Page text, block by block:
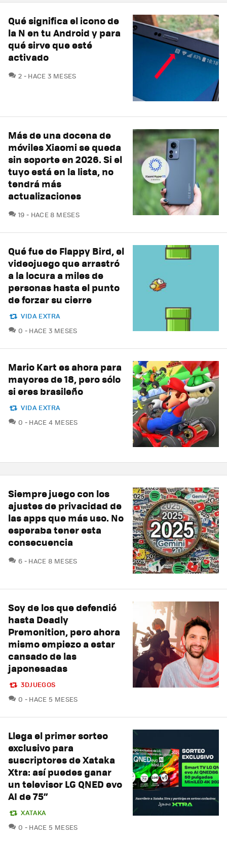
Qué significa el icono de
la N en tu Android y para
qué sirve que esté
activado
2 COMENTARIOS
HACE 3 MESES
Más de una docena de
móviles Xiaomi se queda
sin soporte en 2026. Si el
tuyo está en la lista, no
tendrá más
actualizaciones
19 COMENTARIOS
HACE 8 MESES
Qué fue de Flappy Bird, el
videojuego que arrastró
a la locura a miles de
personas hasta el punto
de forzar su cierre
VIDA EXTRA
0 COMENTARIOS
HACE 3 MESES
Mario Kart es ahora para
mayores de 18, pero sólo
si eres brasileño
VIDA EXTRA
0 COMENTARIOS
HACE 4 MESES
Siempre juego con los
ajustes de privacidad de
las apps que más uso. No
esperaba tener esta
consecuencia
6 COMENTARIOS
HACE 8 MESES
Soy de los que defendió
hasta Deadly
Premonition, pero ahora
mismo empiezo a estar
cansado de las
japonesadas
3DJUEGOS
0 COMENTARIOS
HACE 5 MESES
Llega el primer sorteo
exclusivo para
suscriptores de Xataka
Xtra: así puedes ganar
un televisor LG QNED evo
AI de 75”
XATAKA
0 COMENTARIOS
HACE 5 MESES